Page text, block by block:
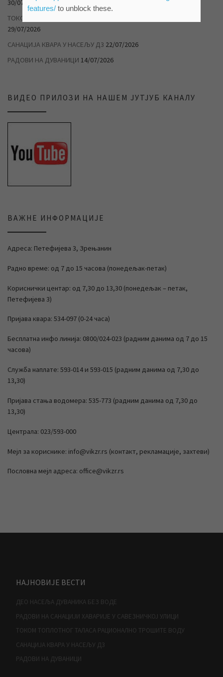
30/07/2026
ТОКОМ ТОПЛОТНОГ ТАЛАСА РАЦИОНАЛНО ТРОШИТЕ ВОДУ
29/07/2026
САНАЦИЈА КВАРА У НАСЕЉУ Д3 22/07/2026
РАДОВИ НА ДУВАНИЦИ 14/07/2026
ВИДЕО ПРИЛОЗИ НА НАШЕМ ЈУТЈУБ КАНАЛУ
ВАЖНЕ ИНФОРМАЦИЈЕ
Адреса: Петефијева 3, Зрењанин
Радно време: од 7 до 15 часова (понедељак-петак)
Кориснички центар: од 7,30 до 13,30 (понедељак – петак,
Петефијева 3)
Пријава квара: 534-097 (0-24 часа)
Бесплатна инфо линија: 0800/024-023 (радним данима од 7 до 15
часова)
Служба наплате: 593-014 и 593-015 (радним данима од 7,30 до
13,30)
Пријава стања водомера: 535-773 (радним данима од 7,30 до
13,30)
Централа: 023/593-000
Мејл за кориснике: info@vikzr.rs (контакт, рекламације, захтеви)
Пословна мејл адреса: office@vikzr.rs
НАЈНОВИЈЕ ВЕСТИ
ДЕО НАСЕЉА ДУВАНИКА БЕЗ ВОДЕ
РАДОВИ НА САНАЦИЈИ ХАВАРИЈЕ У САВЕЗНИЧКОЈ УЛИЦИ
ТОКОМ ТОПЛОТНОГ ТАЛАСА РАЦИОНАЛНО ТРОШИТЕ ВОДУ
САНАЦИЈА КВАРА У НАСЕЉУ Д3
РАДОВИ НА ДУВАНИЦИ
features/to unblock these.